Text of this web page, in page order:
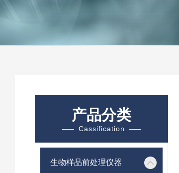
产品分类
Cassification
生物样品前处理仪器